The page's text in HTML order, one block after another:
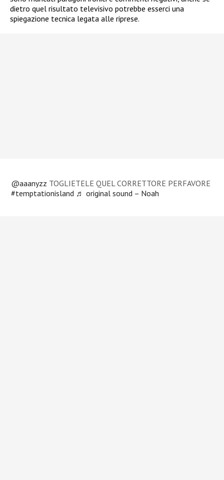
dietro quel risultato televisivo potrebbe esserci una
spiegazione tecnica legata alle riprese.
@aaanyzz TOGLIETELE QUEL CORRETTORE PERFAVORE
#temptationisland ♬ original sound – Noah